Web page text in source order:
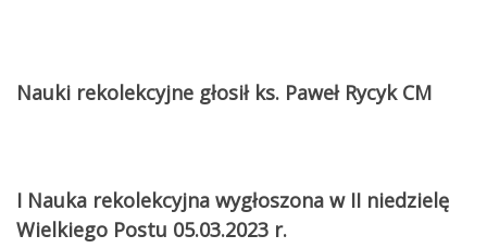
Nauki rekolekcyjne głosił ks. Paweł Rycyk CM
I Nauka rekolekcyjna wygłoszona w II niedzielę
Wielkiego Postu 05.03.2023 r.